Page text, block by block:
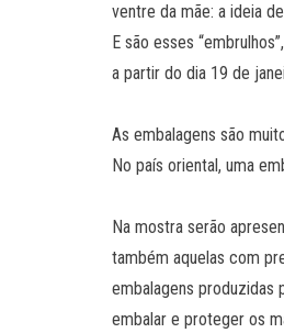
ventre da mãe: a ideia
E são esses
a partir do dia 19 de
As embalagens são
No país oriental, uma
Na mostra serão
também aquelas com
embalagens produzidas
embalar e proteger os